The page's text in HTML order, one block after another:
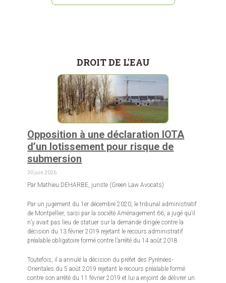
DROIT DE L'EAU
Opposition à une déclaration IOTA
d’un lotissement pour risque de
submersion
30 juin 2026
Par Mathieu DEHARBE, juriste (Green Law Avocats)
Par un jugement du 1er décembre 2020, le tribunal administratif
de Montpellier, saisi par la société Aménagement 66, a jugé qu’il
n’y avait pas lieu de statuer sur la demande dirigée contre la
décision du 13 février 2019 rejetant le recours administratif
préalable obligatoire formé contre l’arrêté du 14 août 2018.
Toutefois, il a annulé la décision du préfet des Pyrénées-
Orientales du 5 août 2019 rejetant le recours préalable formé
contre son arrêté du 11 février 2019 et lui a enjoint de délivrer un